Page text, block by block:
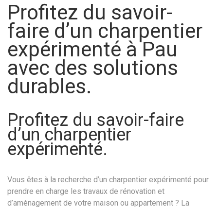
Profitez du savoir-
faire d’un charpentier
expérimenté à Pau
avec des solutions
durables.
Profitez du savoir-faire
d’un charpentier
expérimenté.
Vous êtes à la recherche d’un charpentier expérimenté pour
prendre en charge les travaux de rénovation et
d’aménagement de votre maison ou appartement ? La